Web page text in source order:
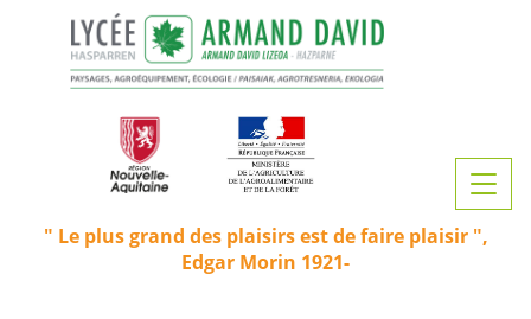
principal
Le plus grand des plaisirs est de faire plaisir
Edgar Morin 1921-